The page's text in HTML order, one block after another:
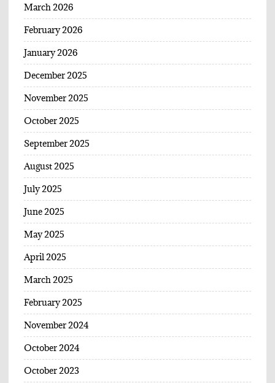
March 2026
February 2026
January 2026
December 2025
November 2025
October 2025
September 2025
August 2025
July 2025
June 2025
May 2025
April 2025
March 2025
February 2025
November 2024
October 2024
October 2023